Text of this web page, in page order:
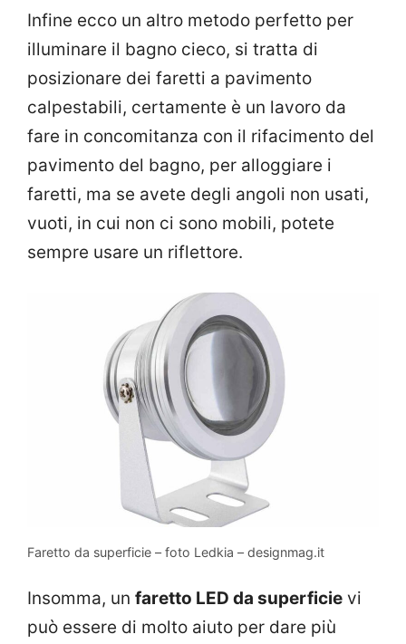
Infine ecco un altro metodo perfetto per
illuminare il bagno cieco, si tratta di
posizionare dei faretti a pavimento
calpestabili, certamente è un lavoro da
fare in concomitanza con il rifacimento del
pavimento del bagno, per alloggiare i
faretti, ma se avete degli angoli non usati,
vuoti, in cui non ci sono mobili, potete
sempre usare un riflettore.
Faretto da superficie – foto Ledkia – designmag.it
Insomma, un faretto LED da superficie vi
può essere di molto aiuto per dare più